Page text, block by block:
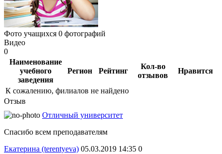
Фото учащихся 0 фотографий
Видео
0
Наименование
учебного
заведения
Регион Рейтинг
Кол-во
отзывов
Нравится
К сожалению, филиалов не найдено
Отзыв
Отличный университет
Спасибо всем преподавателям
Екатерина (terentyeva) 05.03.2019 14:35 0